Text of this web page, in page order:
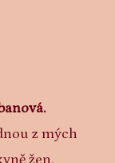
z mých
žen.